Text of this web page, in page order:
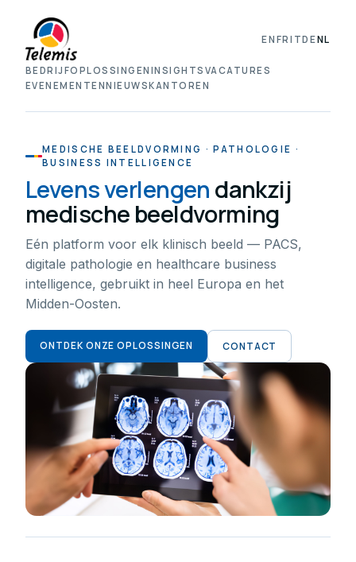
BEDRIJFOPLOSSINGEN INSIGHTS VACATURES
EVENEMENTENNIEUWSKANTOREN
ENFRITDENL
MEDISCHE BEELDVORMING · PATHOLOGIE ·
BUSINESS INTELLIGENCE
Levens verlengen dankzij
medische beeldvorming
Eén platform voor elk klinisch beeld — PACS,
digitale pathologie en healthcare business
intelligence, gebruikt in heel Europa en het
Midden-Oosten.
ONTDEK ONZE OPLOSSINGEN CONTACT